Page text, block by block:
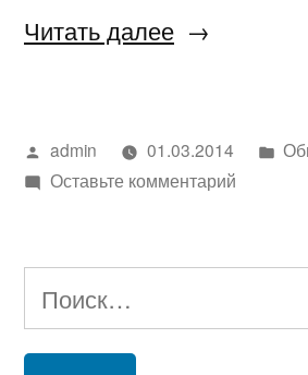
Читать далее«Обновления
Написано
автором
admin 01.03.2014
Оставьте комментарийк
Найти: